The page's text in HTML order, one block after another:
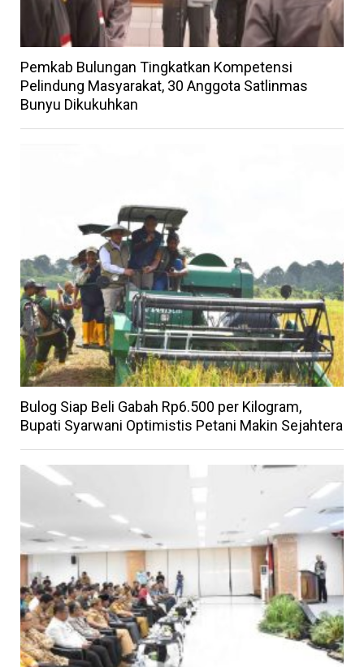
Pemkab Bulungan Tingkatkan Kompetensi
Pelindung Masyarakat, 30 Anggota Satlinmas
Bunyu Dikukuhkan
Bulog Siap Beli Gabah Rp6.500 per Kilogram,
Bupati Syarwani Optimistis Petani Makin Sejahtera